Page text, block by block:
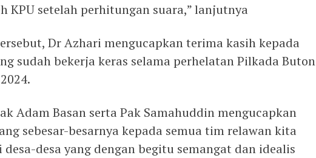
KPU setelah perhitungan suara,” lanjutnya
Dr Azhari mengucapkan terima kasih kepada
sudah bekerja keras selama perhelatan Pilkada Buton
Adam Basan serta Pak Samahuddin mengucapkan
sebesar-besarnya kepada semua tim relawan kita
desa-desa yang dengan begitu semangat dan idealis